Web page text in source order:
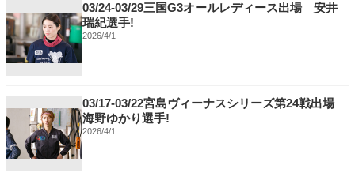
03/24-03/29三国G3オールレディース出場 安井
瑞紀選手!
2026/4/1
03/17-03/22宮島ヴィーナスシリーズ第24戦出場
海野ゆかり選手!
2026/4/1